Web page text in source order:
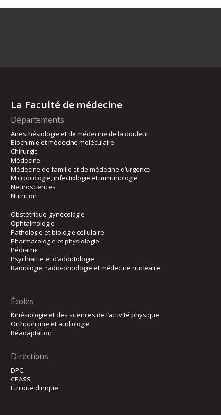
La Faculté de médecine
Départements
Anesthésiologie et de médecine de la douleur
Biochimie et médecine moléculaire
Chirurgie
Médecine
Médecine de famille et de médecine d’urgence
Microbiologie, infectiologie et immunologie
Neurosciences
Nutrition
Obstétrique-gynécologie
Ophtalmologie
Pathologie et biologie cellulaire
Pharmacologie et physiologie
Pédiatrie
Psychiatrie et d’addictologie
Radiologie, radio-oncologie et médecine nucléaire
Écoles
Kinésiologie et des sciences de l’activité physique
Orthophonie et audiologie
Réadaptation
Directions
DPC
CPASS
Éthique clinique